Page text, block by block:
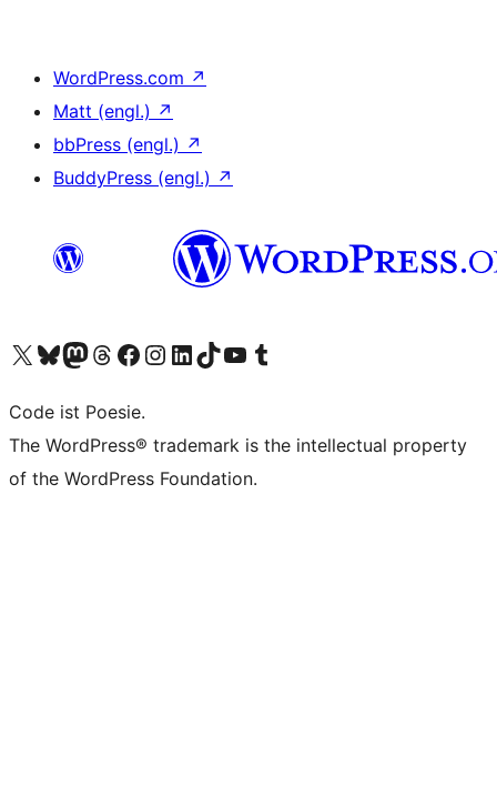
WordPress.com ↗
Matt (engl.) ↗
bbPress (engl.) ↗
BuddyPress (engl.) ↗
Unser X-Konto (früher Twitter) besuchen
Unser Bluesky-Konto besuchen
Unser Mastodon-Konto besuchen
Unser Threads-Konto besuchen
Unsere Facebook-Seite besuchen
Unser Instagram-Konto besuchen
Unser LinkedIn-Konto besuchen
Unser TikTok-Konto besuchen
Unseren YouTube-Kanal besuchen
Unser Tumblr-Konto besuchen
Code ist Poesie.
The WordPress® trademark is the intellectual property
of the WordPress Foundation.